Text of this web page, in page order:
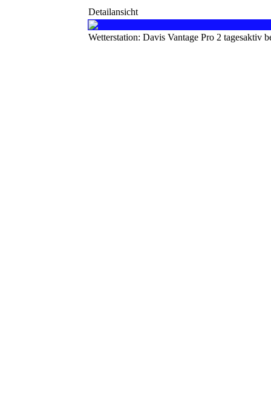
Detailansicht
Wetterstation: Davis Vantage Pro 2